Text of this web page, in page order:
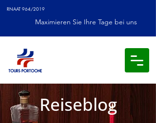
RNAAT 964/2019
Maximieren Sie Ihre Tage bei uns
Reiseblog